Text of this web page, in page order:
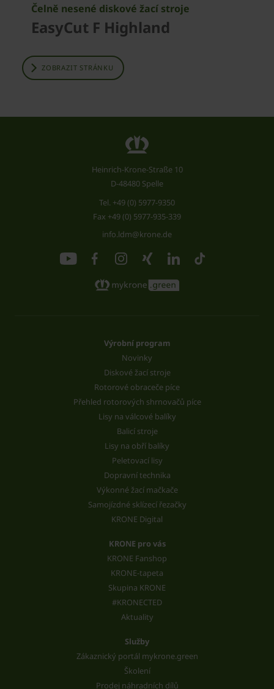
Čelně nesené diskové žací stroje
EasyCut F Highland
ZOBRAZIT STRÁNKU
Heinrich-Krone-Straße 10
D-48480 Spelle
Tel. +49 (0) 5977-9350
Fax +49 (0) 5977-935-339
info.ldm@krone.de
Výrobní program
Novinky
Diskové žací stroje
Rotorové obraceče píce
Přehled rotorových shrnovačů píce
Lisy na válcové balíky
Balicí stroje
Lisy na obří balíky
Peletovací lisy
Dopravní technika
Výkonné žací mačkače
Samojízdné sklízecí řezačky
KRONE Digital
KRONE pro vás
KRONE Fanshop
KRONE-tapeta
Skupina KRONE
#KRONECTED
Aktuality
Služby
Zákaznický portál mykrone.green
Školení
Prodej náhradních dílů